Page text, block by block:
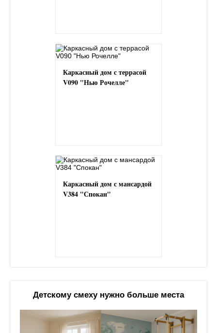
Каркасный дом с террасой
V090 "Нью Рочелле"
Каркасный дом с мансардой
V384 "Спокан"
Детскому смеху нужно больше места